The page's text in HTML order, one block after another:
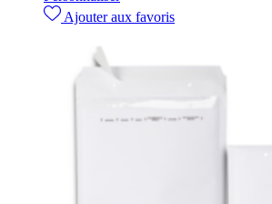
Ajouter aux favoris